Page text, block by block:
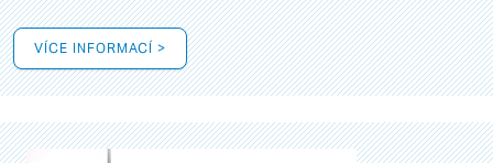
VÍCE INFORMACÍ >